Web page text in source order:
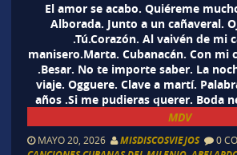
El amor se acabo. Quiéreme
Alborada. Junto a un cañaveral.
.Tú.Corazón. Al vaivén de mi
manisero.Marta. Cubanacán. Con mi
.Besar. No te importe saber. La
viaje. Ogguere. Clave a martí.
años .Si me pudieras querer. Boda
MDV
MAYO 20, 2026 MISDISCOSVIEJOS 0